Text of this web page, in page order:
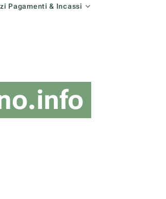
Pagamenti & Incassi